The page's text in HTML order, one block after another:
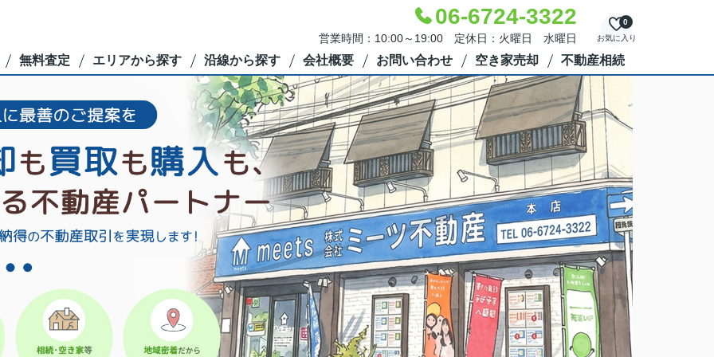
06-6724-3322
営業時間：10:00～19:00 定休日：火曜日 水曜日 お気に入り
0
無料査定 エリアから探す 沿線から探す 会社概要 お問い合わせ 空き家売却 不動産相続